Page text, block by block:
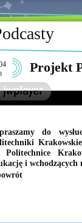
Projekt
do
Politechnice
i wchodzących